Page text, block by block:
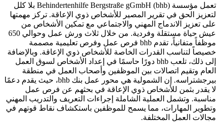
تعمل مؤسسة Behindertenhilfe Bergstraße gGmbH (bhb) بلا كلل
لتعزيز الحق في تقرير المصير للأشخاص ذوي الإعاقة. تركز مهمتها
على تعزيز الاندماج المهني والاجتماعي مع تمكين الأشخاص من
عيش حياة مستقلة وفردية. من خلال ثلاث ورش عمل وحوالي 650
موظفاً متفانياً، تقدم bhb فرص عمل وفرص تعليمية مصممة
خصيصاً لتناسب القدرات الخاصة للأشخاص ذوي الإعاقة. وبالإضافة
إلى ذلك، تلعب bhb دورًا حاسمًا في إعداد الأشخاص لسوق العمل
العام وتقيم اتصالات بين الموظفين وأصحاب العمل في منطقة
بيرجشتراسه. إن الشمولية هي محور عمل بنك bhb، حيث يقدم دعمًا
لا يقدر بثمن للأشخاص ذوي الإعاقة في بحثهم عن فرص عمل
مناسبة. وتشمل العملية الشاملة إجراءات التعريف والتدريب المهني
وتطوير المهارات، مما يسمح للموظفين باستكشاف نقاط قوتهم في
مجالات العمل المختلفة.